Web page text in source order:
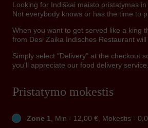
Looking for Indiškai maisto pristatymas
Not everybody knows or has the time to
When you want to get served like a king
from Desi Zaika Indisches Restaurant
Simply select "Delivery" at the checkout
you'll appreciate our food delivery service.
Pristatymo mokestis
Zone 1, Min - 12,00 €, Mokestis -